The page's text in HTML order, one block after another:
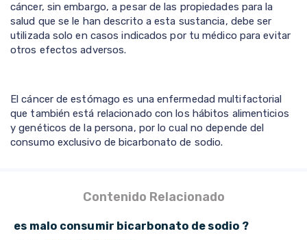
cáncer, sin embargo, a pesar de las propiedades para la
salud que se le han descrito a esta sustancia, debe ser
utilizada solo en casos indicados por tu médico para evitar
otros efectos adversos.
El cáncer de estómago es una enfermedad multifactorial
que también está relacionado con los hábitos alimenticios
y genéticos de la persona, por lo cual no depende del
consumo exclusivo de bicarbonato de sodio.
Contenido Relacionado
es malo consumir bicarbonato de sodio ?